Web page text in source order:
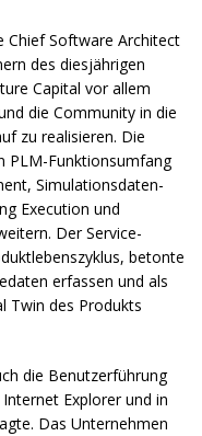
Chief Software Architect
des diesjährigen
Capital vor allem
die Community in die
zu realisieren. Die
PLM-Funktionsumfang
Simulationsdaten-
Execution und
Der Service-
betonte
erfassen und als
Twin des Produkts
die Benutzerführung
Explorer und in
Das Unternehmen